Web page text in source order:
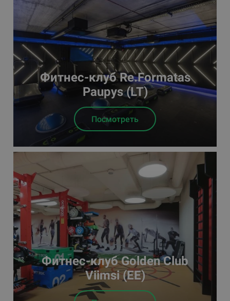
Фитнес-клуб Re.Formatas
Paupys (LT)
Посмотреть
Фитнес-клуб Golden Club
Viimsi (EE)